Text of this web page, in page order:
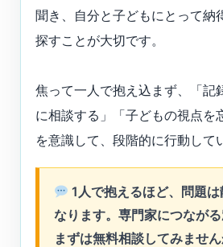
聞き、自分と子どもにとって納
探すことが大切です。
焦って一人で抱え込まず、「記
に相談する」「子どもの視点を
を意識して、段階的に行動して
1人で抱えるほど、問題は
なります。専門家につながる
まずは無料相談してみません